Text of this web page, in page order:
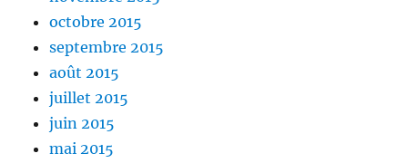
octobre 2015
septembre 2015
août 2015
juillet 2015
juin 2015
mai 2015